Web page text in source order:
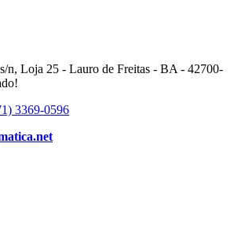
n, Loja 25 - Lauro de Freitas - BA - 42700-
3369-0596